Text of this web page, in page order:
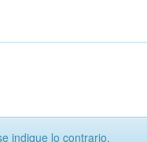
indique lo contrario.